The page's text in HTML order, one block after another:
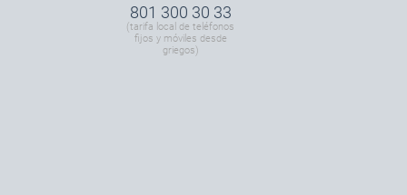
801 300 30 33
(tarifa local de teléfonos
fijos y móviles desde
griegos)